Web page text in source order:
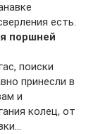
есть.
поршней
поиски
принесли в
и
колец, от